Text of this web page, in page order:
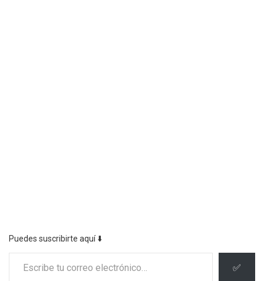
Puedes suscribirte aquí ⬇️
Escribe tu correo electrónico…
✅